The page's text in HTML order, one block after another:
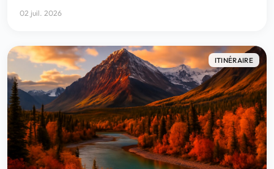
02 juil. 2026
ITINÉRAIRE